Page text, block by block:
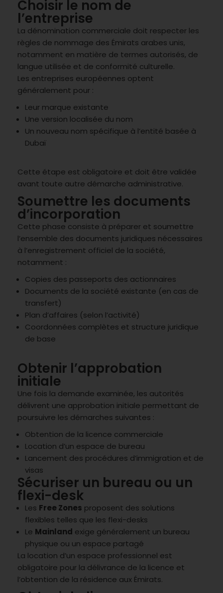
Choisir le nom de
l’entreprise
La dénomination commerciale doit respecter les
règles de nommage des Émirats arabes unis,
notamment en matière de termes autorisés, de
langue utilisée et de conformité culturelle.
Les entreprises européennes optent
généralement pour :
Leur marque existante
Une version localisée du nom
Un nouveau nom spécifique à l’entité basée à
Dubaï
Cette étape est obligatoire et doit être validée
avant toute autre démarche administrative.
Soumettre les documents
d’incorporation
Cette phase consiste à préparer et soumettre
l’ensemble des documents juridiques nécessaires
à l’enregistrement officiel de la société,
notamment :
Copies des passeports des actionnaires
Documents de la société existante (en cas de
transfert)
Plan d’affaires (selon l’activité)
Coordonnées complètes et structure juridique
de base
Obtenir l’approbation
initiale
Une fois la demande examinée, les autorités
délivrent une approbation initiale permettant de
poursuivre les démarches suivantes :
Obtention de la licence commerciale
Location d’un espace de bureau
Lancement des procédures d’immigration et de
visas
Sécuriser un bureau ou un
flexi-desk
Les Free Zones proposent des solutions
flexibles telles que les flexi-desks
Le Mainland exige généralement un bureau
physique ou un espace partagé
La location d’un espace professionnel est
obligatoire pour la délivrance de la licence et
l’obtention de la résidence aux Émirats.